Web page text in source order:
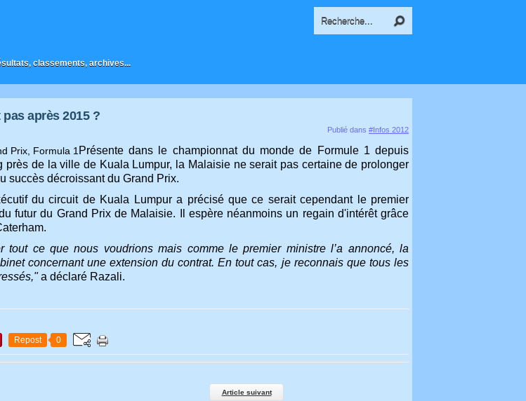
classements, archives...
après 2015 ?
Publié dans #Infos 2012
Présente dans le championnat du monde de Formule 1 depuis
près de la ville de Kuala Lumpur, la Malaisie ne serait pas certaine de prolonger
succès décroissant du Grand Prix.
du circuit de Kuala Lumpur a précisé que ce serait cependant le premier
futur du Grand Prix de Malaisie. Il espère néanmoins un regain d'intérêt grâce
tout ce que nous voudrions mais comme le premier ministre l’a annoncé, la
concernant une extension du contrat. En tout cas, je reconnais que tous les
a déclaré Razali.
Repost 0
Article suivant